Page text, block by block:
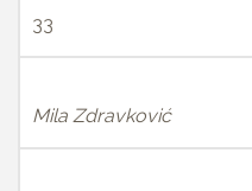
33
Mila Zdravković